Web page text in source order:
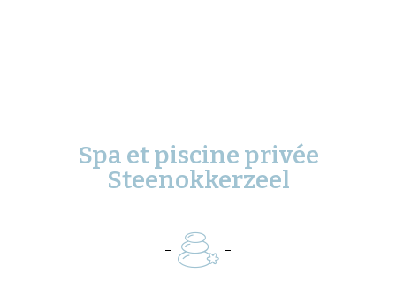
Spa et piscine privée
Steenokkerzeel